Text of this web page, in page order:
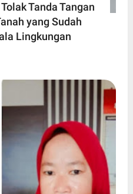
Tanda Tangan
yang Sudah
Lingkungan